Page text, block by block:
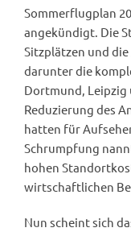
Sommerflugplan
angekündigt. Die
Sitzplätzen und
darunter die
Dortmund, Leipzig
Reduzierung des
hatten für
Schrumpfung
hohen
wirtschaftlichen
Nun scheint sich